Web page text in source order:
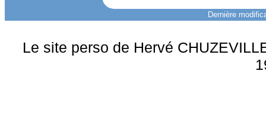
Dernière
Le site perso de Hervé